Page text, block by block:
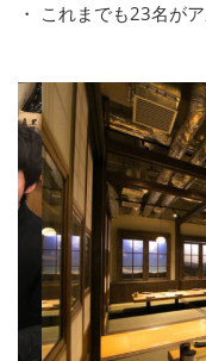
・ これまでも23名が